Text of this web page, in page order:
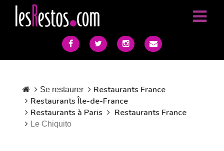
Se restaurer
Restaurants France
Restaurants Île-de-France
Restaurants à Paris
Restaurants France
Le Chiquito